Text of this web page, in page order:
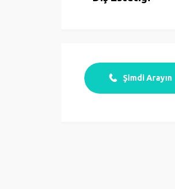
Şimdi Arayın